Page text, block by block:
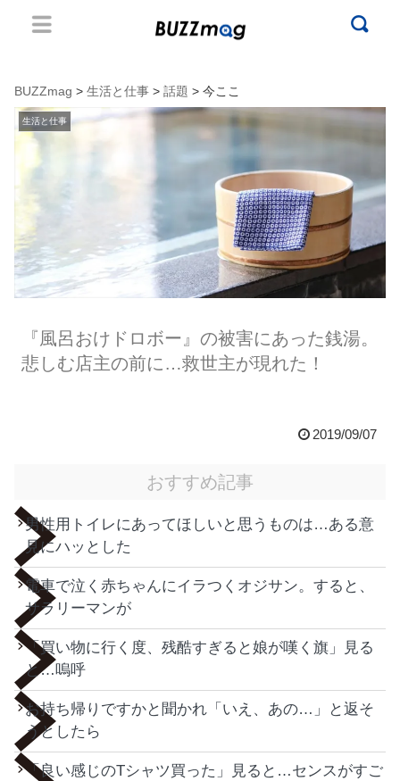
BUZZmag > 生活と仕事 > 話題 > 今ここ
生活と仕事
『風呂おけドロボー』の被害にあった銭湯。
悲しむ店主の前に…救世主が現れた！
2019/09/07
おすすめ記事
男性用トイレにあってほしいと思うものは…ある意
見にハッとした
電車で泣く赤ちゃんにイラつくオジサン。すると、
サラリーマンが
「買い物に行く度、残酷すぎると娘が嘆く旗」見る
と…嗚呼
お持ち帰りですかと聞かれ「いえ、あの…」と返そ
うとしたら
「良い感じのTシャツ買った」見ると…センスがすご